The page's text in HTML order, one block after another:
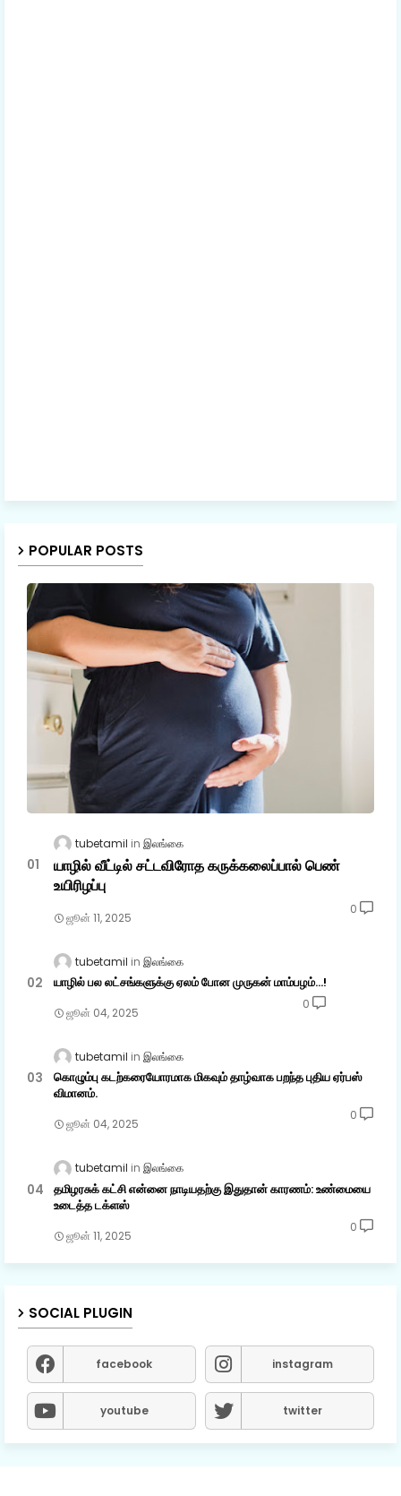
POPULAR POSTS
tubetamil இலங்கை
யாழில் வீட்டில் சட்டவிரோத கருக்கலைப்பால் பெண்
உயிரிழப்பு
ஜூன் 11, 2025
0
tubetamil இலங்கை
யாழில் பல லட்சங்களுக்கு ஏலம் போன முருகன் மாம்பழம்...!
ஜூன் 04, 2025
0
tubetamil இலங்கை
கொழும்பு கடற்கரையோரமாக மிகவும் தாழ்வாக பறந்த புதிய ஏர்பஸ்
விமானம்.
ஜூன் 04, 2025
0
tubetamil இலங்கை
தமிழரசுக் கட்சி என்னை நாடியதற்கு இதுதான் காரணம்: உண்மையை
உடைத்த டக்ளஸ்
ஜூன் 11, 2025
0
SOCIAL PLUGIN
facebook instagram
youtube twitter